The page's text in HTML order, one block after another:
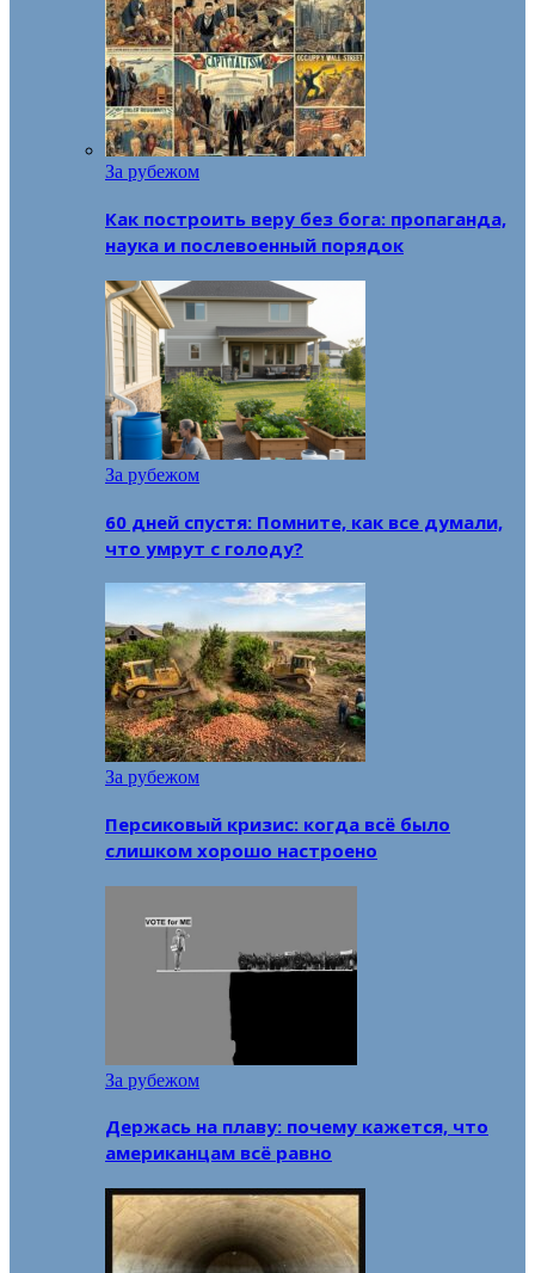
За рубежом
Как построить веру без бога: пропаганда,
наука и послевоенный порядок
За рубежом
60 дней спустя: Помните, как все думали,
что умрут с голоду?
За рубежом
Персиковый кризис: когда всё было
слишком хорошо настроено
За рубежом
Держась на плаву: почему кажется, что
американцам всё равно